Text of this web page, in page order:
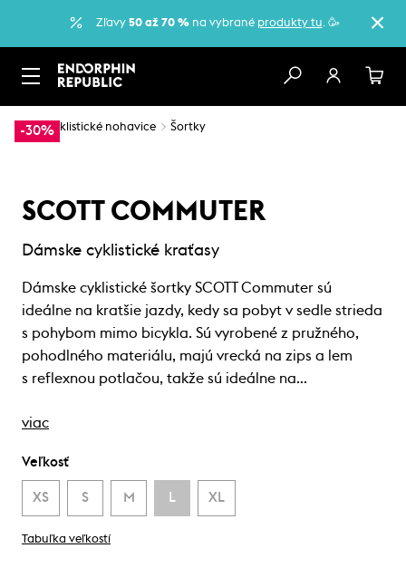
Zľavy 50 až 70 %na vybrané produkty tu. 🥳
-30%
… Cyklistické nohavice Šortky
SCOTT COMMUTER
Dámske cyklistické kraťasy
Dámske cyklistické šortky SCOTT Commuter sú
ideálne na kratšie jazdy, kedy sa pobyt v sedle strieda
s pohybom mimo bicykla. Sú vyrobené z pružného,
pohodlného materiálu, majú vrecká na zips a lem
s reflexnou potlačou, takže sú ideálne na…
viac
Veľkosť
XS S M L XL
Tabuľka veľkostí